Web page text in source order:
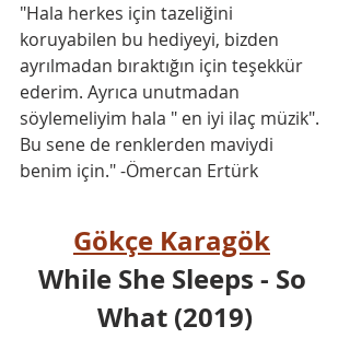
"Hala herkes için tazeliğini
koruyabilen bu hediyeyi, bizden
ayrılmadan bıraktığın için teşekkür
ederim. Ayrıca unutmadan
söylemeliyim hala " en iyi ilaç müzik".
Bu sene de renklerden maviydi
benim için." -Ömercan Ertürk
Gökçe Karagök
While She Sleeps - So
What (2019)